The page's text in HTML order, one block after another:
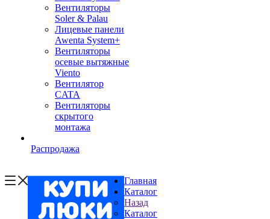
Вентиляторы
Soler & Palau
Лицевые панели
Awenta System+
Вентиляторы
осевые вытяжные
Viento
Вентилятор
CATA
Вентиляторы
скрытого
монтажа
Распродажа
Главная
Каталог
Назад
Каталог